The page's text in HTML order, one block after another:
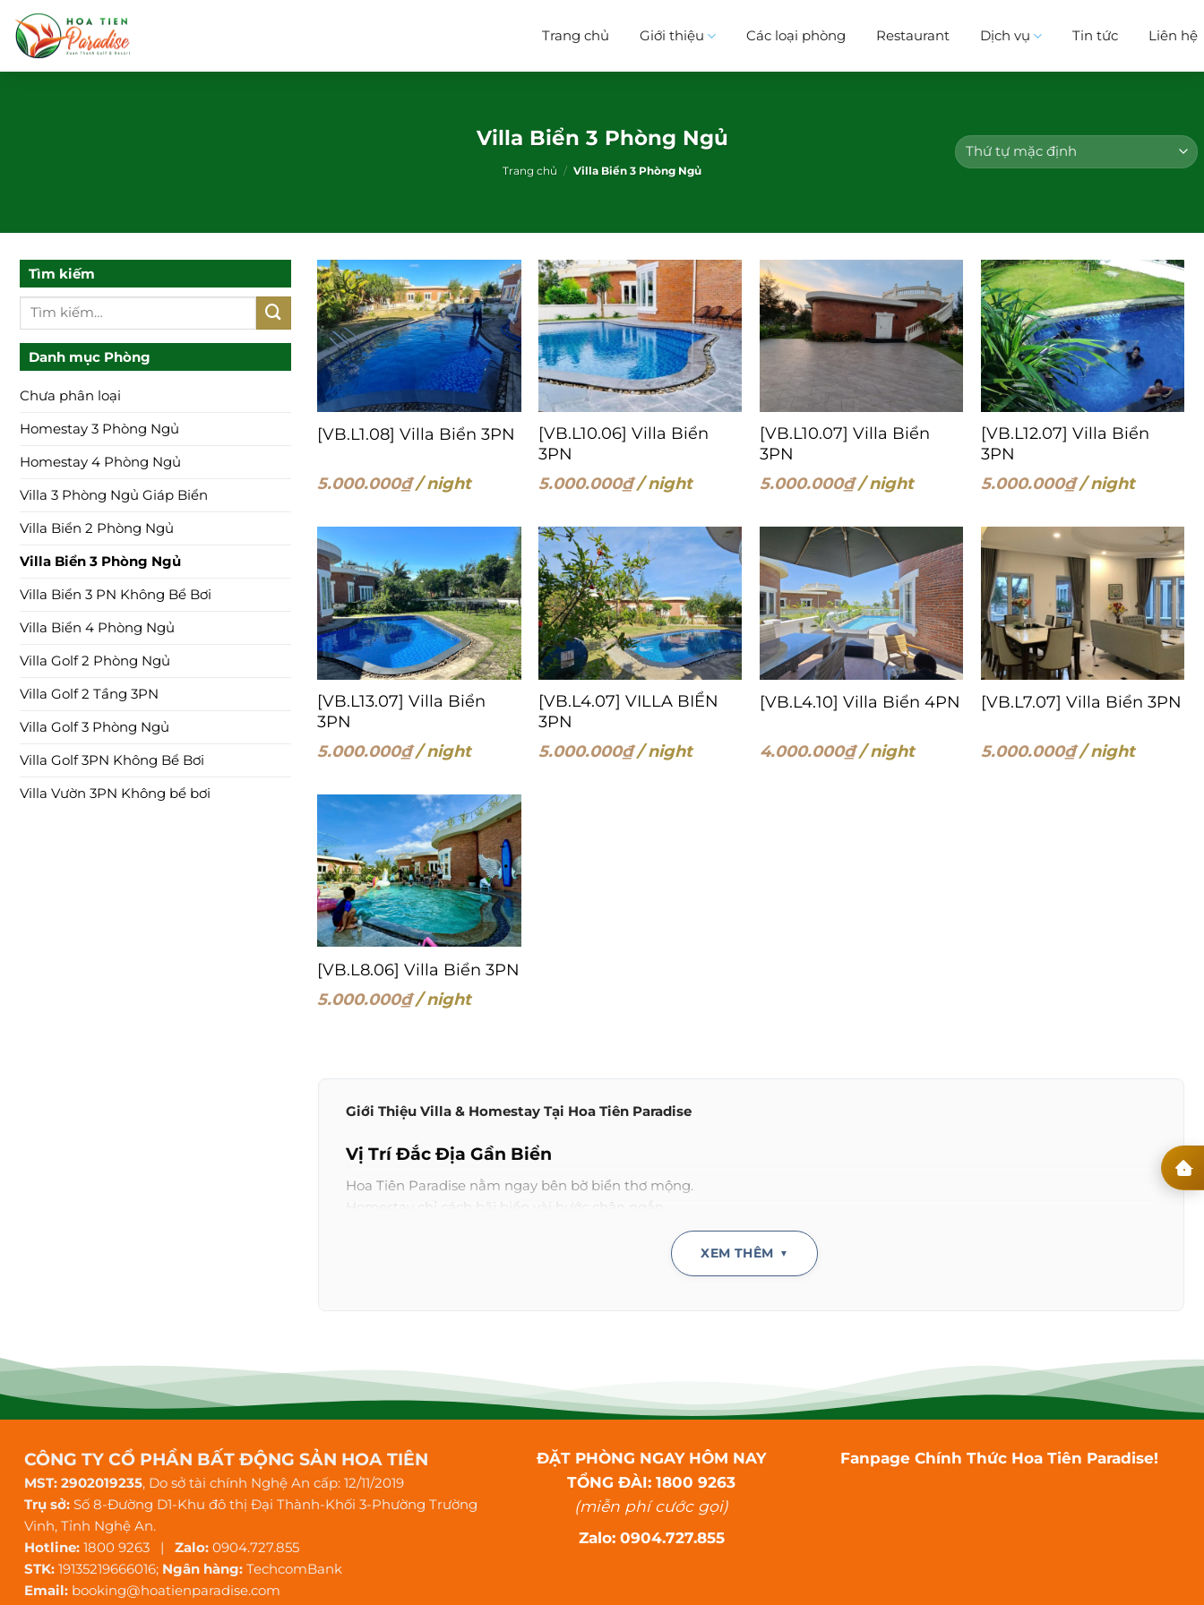
qua
nội
dung
Trang chủ Giới thiệu Các loại phòng Restaurant Dịch vụ Tin tức Liên hệ
Villa Biển 3 Phòng Ngủ
Trang chủ / Villa Biển 3 Phòng Ngủ
Tìm kiếm
Tìm
Danh mục Phòng
Chưa phân loại
Homestay 3 Phòng Ngủ
Homestay 4 Phòng Ngủ
Villa 3 Phòng Ngủ Giáp Biển
Villa Biển 2 Phòng Ngủ
Villa Biển 3 Phòng Ngủ
Villa Biển 3 PN Không Bể Bơi
Villa Biển 4 Phòng Ngủ
Villa Golf 2 Phòng Ngủ
Villa Golf 2 Tầng 3PN
Villa Golf 3 Phòng Ngủ
Villa Golf 3PN Không Bể Bơi
Villa Vườn 3PN Không bể bơi
[VB.L1.08] Villa Biển 3PN
5.000.000₫/ night
[VB.L10.06] Villa Biển
3PN
5.000.000₫/ night
[VB.L10.07] Villa Biển
3PN
5.000.000₫/ night
[VB.L12.07] Villa Biển
3PN
5.000.000₫/ night
[VB.L13.07] Villa Biển
3PN
5.000.000₫/ night
[VB.L4.07] VILLA BIỂN
3PN
5.000.000₫/ night
[VB.L4.10] Villa Biển 4PN
4.000.000₫/ night
[VB.L7.07] Villa Biển 3PN
5.000.000₫/ night
[VB.L8.06] Villa Biển 3PN
5.000.000₫/ night
Giới Thiệu Villa & Homestay Tại Hoa Tiên Paradise
Vị Trí Đắc Địa Gần Biển
Hoa Tiên Paradise nằm ngay bên bờ biển thơ mộng.
Homestay chỉ cách bãi biển vài bước chân ngắn.
Du khách dễ dàng tận hưởng không gian biển xanh.
Nội thất được trang bị đầy đủ tiện nghi.
Phòng khách, phòng ngủ đều bố trí rất khoa học.
Khu bếp rộng rãi, phù hợp với mọi nhu cầu.
Không Gian Nghỉ Dưỡng Lý Tưởng
Villa & Homestay
có không gian yên tĩnh, gần gũi thiên nhiên.
Du khách có thể tận hưởng không khí trong lành.
Bình minh và hoàng hôn ở đây rất đẹp.
XEM THÊM ▼
CÔNG TY CỔ PHẦN BẤT ĐỘNG SẢN HOA TIÊN
MST: 2902019235, Do sở tài chính Nghệ An cấp: 12/11/2019
Trụ sở: Số 8-Đường D1-Khu đô thị Đại Thành-Khối 3-Phường Trường
Vinh, Tỉnh Nghệ An.
Hotline: 1800 9263 | Zalo: 0904.727.855
STK: 19135219666016; Ngân hàng: TechcomBank
Email: booking@hoatienparadise.com
ĐẶT PHÒNG NGAY HÔM NAY
TỔNG ĐÀI: 1800 9263
(miễn phí cước gọi)
Zalo: 0904.727.855
Fanpage Chính Thức Hoa Tiên Paradise!